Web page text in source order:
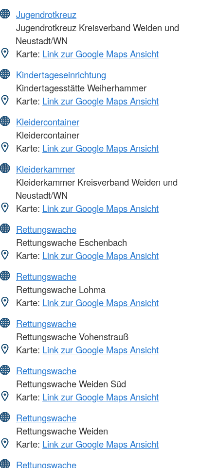
Jugendrotkreuz
Jugendrotkreuz Kreisverband Weiden und
Neustadt/WN
Karte: Link zur Google Maps Ansicht
Kindertageseinrichtung
Kindertagesstätte Weiherhammer
Karte: Link zur Google Maps Ansicht
Kleidercontainer
Kleidercontainer
Karte: Link zur Google Maps Ansicht
Kleiderkammer
Kleiderkammer Kreisverband Weiden und
Neustadt/WN
Karte: Link zur Google Maps Ansicht
Rettungswache
Rettungswache Eschenbach
Karte: Link zur Google Maps Ansicht
Rettungswache
Rettungswache Lohma
Karte: Link zur Google Maps Ansicht
Rettungswache
Rettungswache Vohenstrauß
Karte: Link zur Google Maps Ansicht
Rettungswache
Rettungswache Weiden Süd
Karte: Link zur Google Maps Ansicht
Rettungswache
Rettungswache Weiden
Karte: Link zur Google Maps Ansicht
Rettungswache